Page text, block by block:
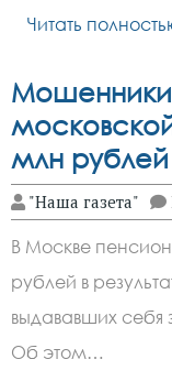
Читать
Мошенники
млн рублей
"Наша газета"
В Москве
рублей в
выдававших себя
Об этом…